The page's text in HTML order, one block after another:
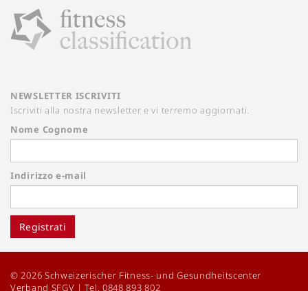
NEWSLETTER ISCRIVITI
Iscriviti alla nostra newsletter e vi terremo aggiornati.
Nome Cognome
Indirizzo e-mail
Registrati
© 2026 Schweizerischer Fitness- und Gesundheitscenter
Verband SFGV | Tel. 0848 893 802